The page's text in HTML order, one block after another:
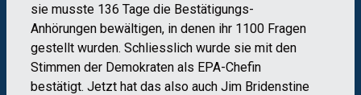
sie musste 136 Tage die Bestätigungs-
Anhörungen bewältigen, in denen ihr 1100 Fragen
gestellt wurden. Schliesslich wurde sie mit den
Stimmen der Demokraten als EPA-Chefin
bestätigt. Jetzt hat das also auch Jim Bridenstine